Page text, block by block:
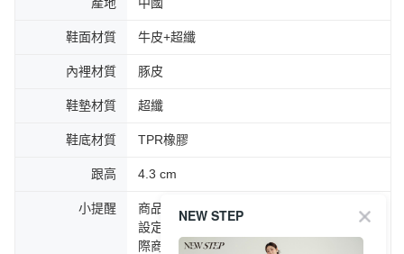
鞋面材質 牛皮+超纖
內裡材質 豚皮
鞋墊材質 超纖
鞋底材質 TPR橡膠
跟高 4.3 cm
小提醒
商品圖片顏色會因拍攝燈光環境或個人螢幕
設定不同，而造成部份色差現象，顏色以實
際商品為主。
NEW STEP